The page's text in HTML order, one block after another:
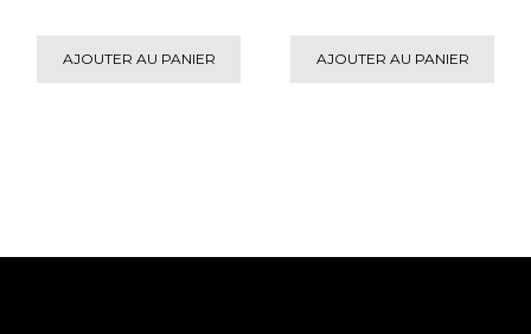
AJOUTER AU PANIER AJOUTER AU PANIER